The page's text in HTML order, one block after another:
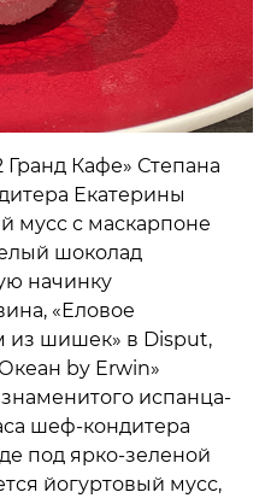
Гранд Кафе» Степана
Екатерины
мусс с маскарпоне
шоколад
начинку
«Еловое
из шишек» в Disput,
by Erwin»
испанца-
шеф-кондитера
под ярко-зеленой
йогуртовый мусс,